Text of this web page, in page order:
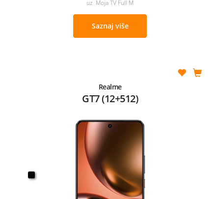
uz Moja TV Full M
Saznaj više
Realme
GT7 (12+512)